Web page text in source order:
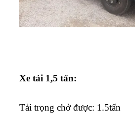
Xe tải 1,5 tấn:
Tải trọng chở được: 1.5tấn